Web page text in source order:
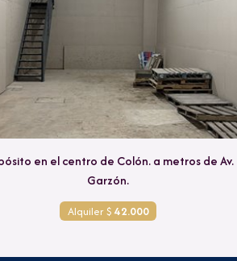
en el centro de Colón. a metros de Av.
Garzón.
Alquiler $ 42.000